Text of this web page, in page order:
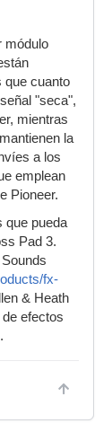
módulo
que cuanto
"seca",
mientras
la
a los
emplean
Pioneer.
que pueda
Pad 3.
fx-
& Heath
efectos